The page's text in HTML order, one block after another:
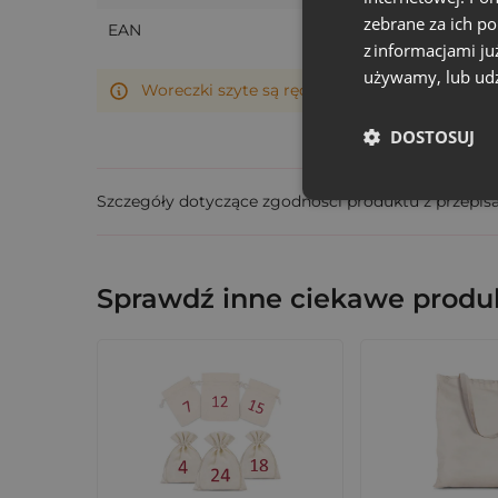
Przechowywania kosmetyków w mini
Pakowania kolejnych prezentów-
Dzięki temu każdy upominek zyskuje
Ułatw sobie przygotowania do świąt. Wybierz
EAN
Woreczki szyte są ręcznie, dlatego ich
Szczegóły dotyczące zgodności produktu z
Sprawdź inne ciekawe
zebrane za ich
z informacjami
używamy, lub
DOSTOSUJ